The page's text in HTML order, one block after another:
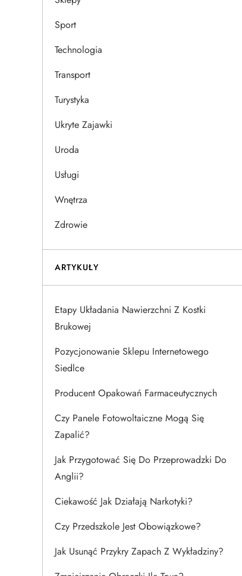
Sport
Technologia
Transport
Turystyka
Ukryte Zajawki
Uroda
Usługi
Wnętrza
Zdrowie
ARTYKUŁY
Etapy Układania Nawierzchni Z Kostki
Brukowej
Pozycjonowanie Sklepu Internetowego
Siedlce
Producent Opakowań Farmaceutycznych
Czy Panele Fotowoltaiczne Mogą Się
Zapalić?
Jak Przygotować Się Do Przeprowadzki Do
Anglii?
Ciekawość Jak Działają Narkotyki?
Czy Przedszkole Jest Obowiązkowe?
Jak Usunąć Przykry Zapach Z Wykładziny?